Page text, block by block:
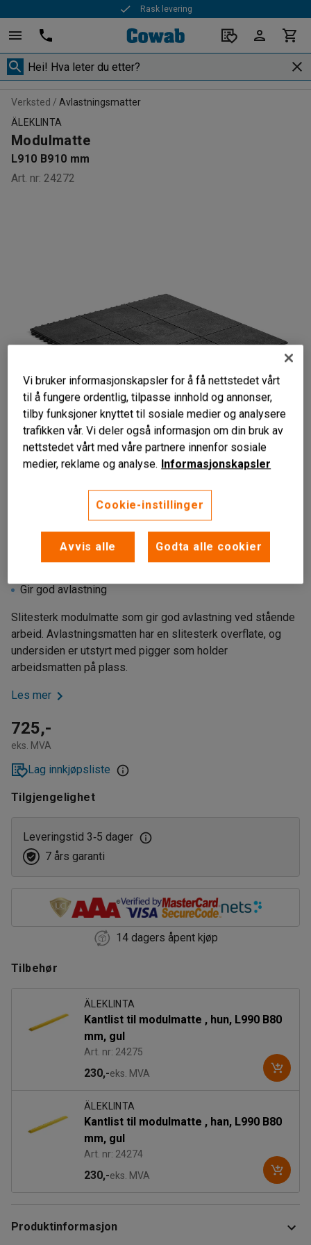
Rask levering
Verksted
Avlastningsmatter
ÄLEKLINTA
Modulmatte
L910 B910 mm
Art. nr: 24272
Gir god avlastning
Slitesterk modulmatte som gir god avlastning ved stående
arbeid. Avlastningsmatten har en slitesterk overflate, og
undersiden er utstyrt med pigger som holder
arbeidsmatten på plass.
Les mer
725,-
eks. MVA
Lag innkjøpsliste
Tilgjengelighet
Leveringstid 3‑5 dager
7 års garanti
14 dagers åpent kjøp
Tilbehør
ÄLEKLINTA
Kantlist til modulmatte , hun, L990 B80
mm, gul
Art. nr: 24275
230,-eks. MVA
ÄLEKLINTA
Kantlist til modulmatte , han, L990 B80
mm, gul
Art. nr: 24274
230,-eks. MVA
Produktinformasjon
Vi bruker informasjonskapsler for å få nettstedet vårt
til å fungere ordentlig, tilpasse innhold og annonser,
tilby funksjoner knyttet til sosiale medier og analysere
trafikken vår. Vi deler også informasjon om din bruk av
nettstedet vårt med våre partnere innenfor sosiale
medier, reklame og analyse. Informasjonskapsler
Cookie-instillinger
Avvis alle Godta alle cookier